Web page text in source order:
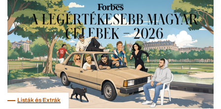
Listák és Extrák